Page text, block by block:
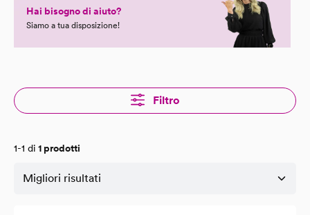
tramite indirizzo mail
service@maxilia.it
Hai bisogno di aiuto?
Siamo a tua disposizione!
Filtro
1-1 di 1 prodotti